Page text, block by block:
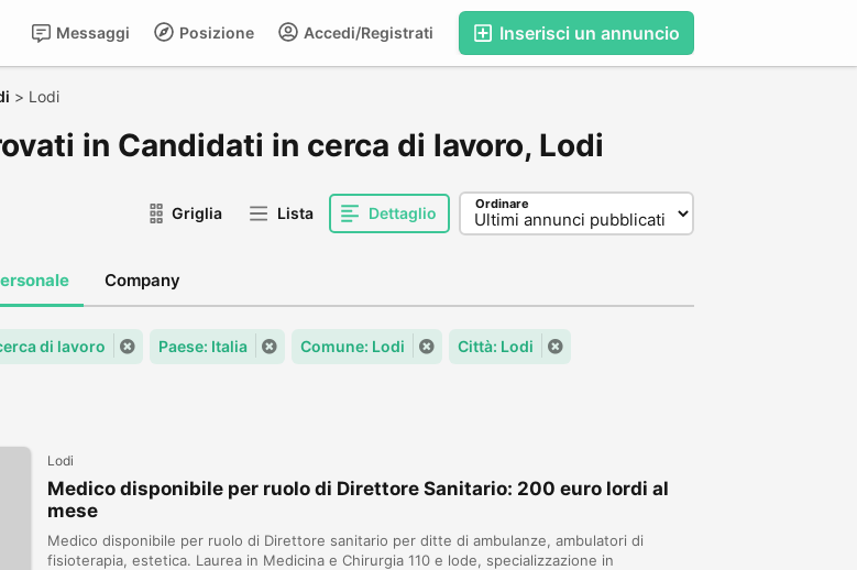
Inserisci un annuncio
Accedi/Registrati
Posizione
Messaggi
> Lodi
in Candidati in cerca di lavoro, Lodi
Griglia Lista Dettaglio Ordinare
Company
di lavoro Paese: Italia Comune: Lodi Città: Lodi
Lodi
Medico disponibile per ruolo di Direttore Sanitario: 200 euro lordi al
mese
Medico disponibile per ruolo di Direttore sanitario per ditte di ambulanze, ambulatori di
fisioterapia, estetica. Laurea in Medicina e Chirurgia 110 e lode, specializzazione in